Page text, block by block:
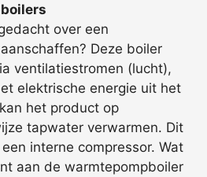
over een
Deze boiler
ventilatiestromen (lucht),
elektrische energie uit het
het product op
tapwater verwarmen. Dit
interne compressor. Wat
aan de warmtepompboiler